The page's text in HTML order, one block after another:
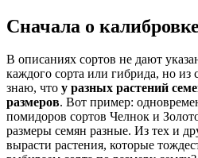
Сначала о калибровке
В описаниях сортов не дают
каждого сорта или гибрида, но
знаю, что у разных растений
размеров. Вот пример:
помидоров сортов Челнок и
размеры семян разные. Из тех и
вырасти растения, которые